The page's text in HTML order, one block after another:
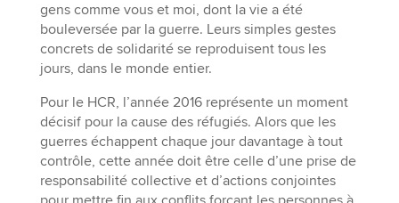
gens comme vous et moi, dont la vie a été
bouleversée par la guerre. Leurs simples gestes
concrets de solidarité se reproduisent tous les
jours, dans le monde entier.
Pour le HCR, l’année 2016 représente un moment
décisif pour la cause des réfugiés. Alors que les
guerres échappent chaque jour davantage à tout
contrôle, cette année doit être celle d’une prise de
responsabilité collective et d’actions conjointes